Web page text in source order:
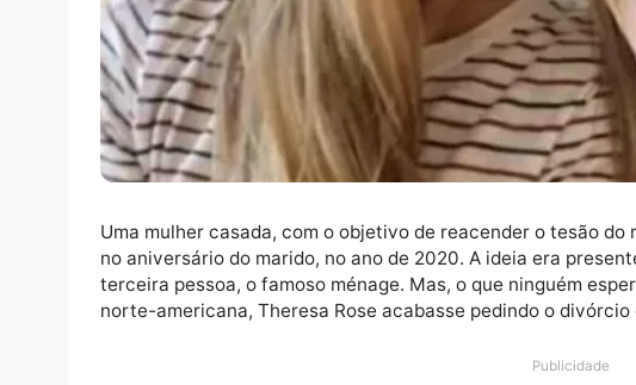
Uma mulher casada, com o objetivo de reacender o